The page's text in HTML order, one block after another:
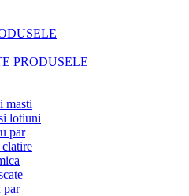
PRODUSELE
masti
lotiuni
par
clatire
par